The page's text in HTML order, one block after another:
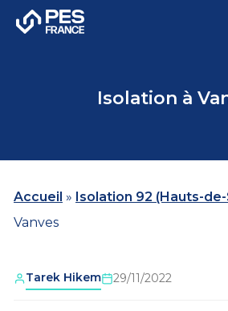
Isolation à
Accueil » Isolation 92 (Hauts-
Vanves
Tarek Hikem 29/11/2022